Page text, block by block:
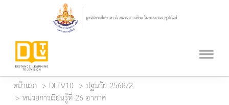
หน้าแรก DLTV10
ปฐมวัย 2568/2
หน่วยการเรียนรู้ที่ 26 อากาศ